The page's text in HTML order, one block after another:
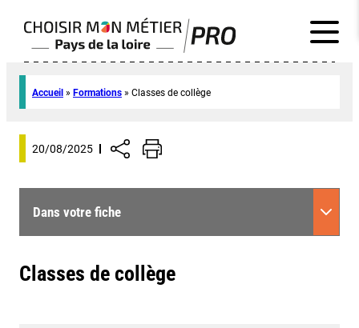
Accueil » Formations » Classes de collège
20/08/2025
Dans votre fiche
Classes de collège